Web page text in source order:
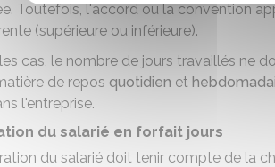
Toutefois, l'accord ou la convention
(supérieure ou inférieure).
cas, le nombre de jours travaillés ne
de repos quotidien et
l'entreprise.
du salarié en forfait jours
du salarié doit tenir compte de la